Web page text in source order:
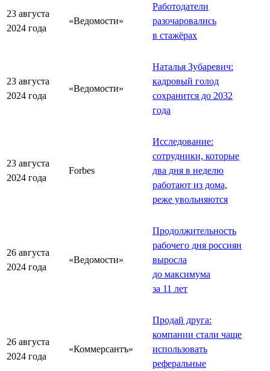
23 августа
2024 года
«Ведомости»
Работодатели
разочаровались
в стажёрах
23 августа
2024 года
«Ведомости»
Наталья Зубаревич:
кадровый голод
сохранится до 2032
года
23 августа
2024 года
Forbes
Исследование:
сотрудники, которые
два дня в неделю
работают из дома,
реже увольняются
26 августа
2024 года
«Ведомости»
Продолжительность
рабочего дня россиян
выросла
до максимума
за 11 лет
26 августа
2024 года
«Коммерсантъ»
Продай друга:
компании стали чаще
использовать
реферальные